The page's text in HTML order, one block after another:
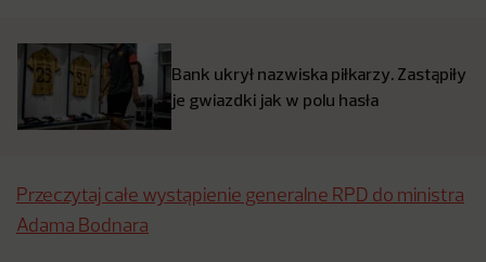
Bank ukrył nazwiska piłkarzy. Zastąpiły
je gwiazdki jak w polu hasła
Przeczytaj całe wystąpienie generalne RPD do ministra
Adama Bodnara